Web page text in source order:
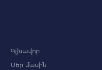
Գլխավոր
Մեր մասին